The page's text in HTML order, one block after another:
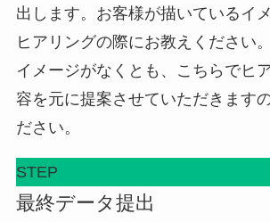
出します。お客様が描いているイ
ヒアリングの際にお教えください
イメージがなくとも、こちらでヒ
容を元に提案させていただきます
ださい。
STEP
最終データ提出